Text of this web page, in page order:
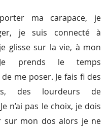
ma carapace, je
je suis connecté à
je glisse sur la vie, à mon
prends le temps
de me poser. Je fais fi des
des lourdeurs de
n’ai pas le choix, je dois
mon dos alors je ne